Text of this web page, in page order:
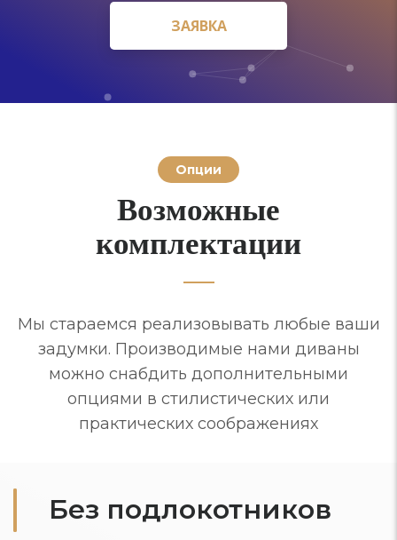
ЗАЯВКА
ЗАЯВКА
Опции
Возможные
комплектации
Мы стараемся реализовывать любые ваши
задумки. Производимые нами диваны
можно снабдить дополнительными
опциями в стилистических или
практических соображениях
Без подлокотников